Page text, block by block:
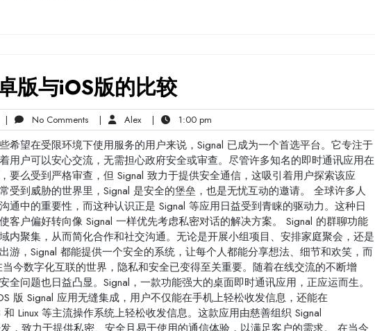
版与iOS版的比较
| No CommentsNo
Comments
| AlexAlex| 1:00 pm
pm
希望在受限环境下使用服务的用户来说，Signal 已成为一个首选平台。它专注于
用户可以安心交流，无需担心政府安全或审查。尽管许多知名的即时通讯应用在
要么受到严格审查，但 Signal 致力于提供安全通信，这吸引着用户探索该应
受到威胁的世界里，Signal 是安全的堡垒，也是无忧互动的邀请。 全球许多人
通中的重要性，而这种认识正是 Signal 等应用日益受到青睐的驱动力。这种日
客户偏好转向像 Signal 一样优先考虑私密对话的解决方案。 Signal 的群聊功能
内聚集，从而简化合作和社交沟通。无论是开展小组项目、安排家庭聚会，还是
游，Signal 都能提供一个安全的系统，让每个人都能分享想法、细节和欢笑，而
今数字化互联的世界，隐私和安全已变得至关重要。随着在线交流的不断增
全问题也日益凸显。Signal，一款功能强大的桌面即时通讯应用，正应运而生。
版 Signal 应用无缝集成，用户不仅能在手机上轻松收发信息，还能在
Linux 等主流操作系统上轻松收发信息。这款应用由慈善组织 Signal